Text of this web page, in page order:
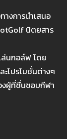
งการนำเสนอ
นิตยสาร
ล่นกอล์ฟ โดย
โปรโมชั่นต่างๆ
งผู้ที่ชื่นชอบกีฬา